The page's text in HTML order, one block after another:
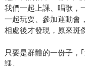
我們一起上課、唱歌，
一起玩耍、參加運動會
相處後才發現，原來斑
只要是群體的一份子，
課。